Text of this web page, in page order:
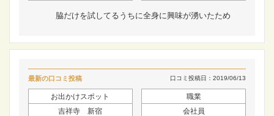
脇だけを試してるうちに全身に興味が湧いたため
最新の口コミ投稿 口コミ投稿日：2019/06/13
お出かけスポット
吉祥寺 新宿
職業
会社員